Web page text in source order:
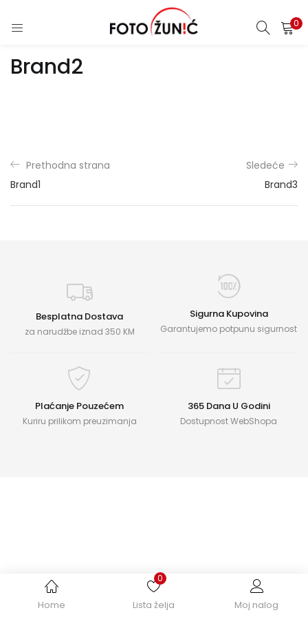
0
Home
0
Lista želja Moj nalog
Brand2
Prethodna strana
Brand1
Sledeće
Brand3
Besplatna Dostava
za narudžbe iznad 350 KM
Sigurna Kupovina
Garantujemo potpunu sigurnost
Plaćanje Pouzećem
Kuriru prilikom preuzimanja
365 Dana U Godini
Dostupnost WebShopa